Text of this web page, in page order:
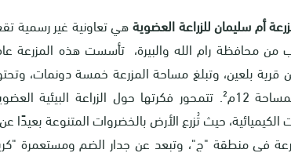
أم سليمان للزراعة العضويةهي تعاونية غير رسمية
الزينكو بمساحة 12م². تتمحور فكرتها حول الزراعة
الكيميائية، حيث تُزرع الأرض بالخضروات المتنوعة بعيدًا